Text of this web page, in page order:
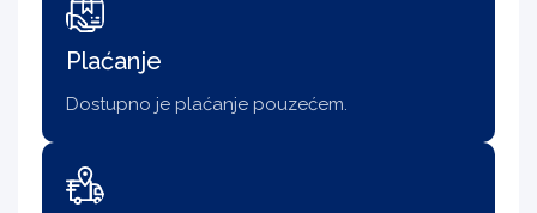
Plaćanje
Dostupno je plaćanje pouzećem.